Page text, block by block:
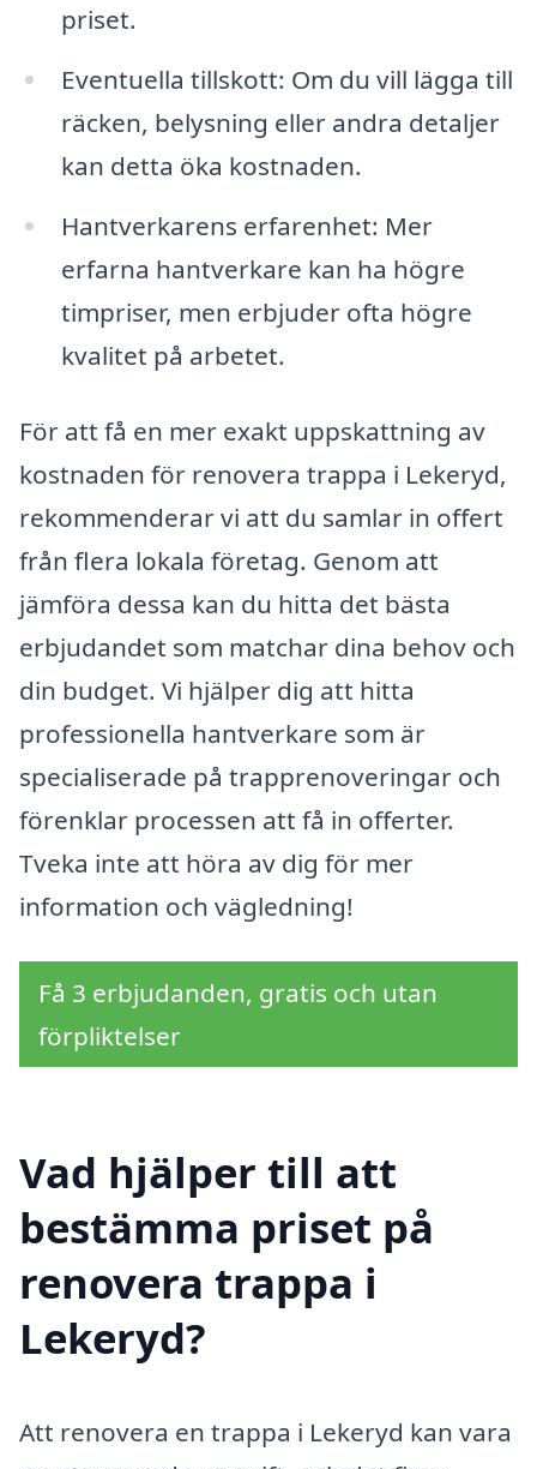
priset.
Eventuella tillskott: Om du vill lägga till
räcken, belysning eller andra detaljer
kan detta öka kostnaden.
Hantverkarens erfarenhet: Mer
erfarna hantverkare kan ha högre
timpriser, men erbjuder ofta högre
kvalitet på arbetet.
För att få en mer exakt uppskattning av
kostnaden för renovera trappa i Lekeryd,
rekommenderar vi att du samlar in offert
från flera lokala företag. Genom att
jämföra dessa kan du hitta det bästa
erbjudandet som matchar dina behov och
din budget. Vi hjälper dig att hitta
professionella hantverkare som är
specialiserade på trapprenoveringar och
förenklar processen att få in offerter.
Tveka inte att höra av dig för mer
information och vägledning!
Få 3 erbjudanden, gratis och utan
förpliktelser
Vad hjälper till att
bestämma priset på
renovera trappa i
Lekeryd?
Att renovera en trappa i Lekeryd kan vara